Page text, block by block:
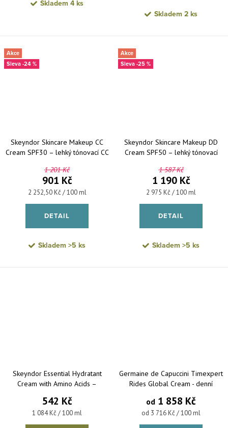
Skladem 4 ks
Skladem 2 ks
Akce
-24 %
Skeyndor Skincare Makeup CC
Cream SPF30 – lehký tónovací CC
1 201 Kč
901 Kč
Měrná cena:
2 252,50 Kč / 100 ml
DETAIL
Skladem >5 ks
Akce
-25 %
Skeyndor Skincare Makeup DD
Cream SPF50 – lehký tónovací
1 587 Kč
1 190 Kč
Měrná cena:
2 975 Kč / 100 ml
DETAIL
Skladem >5 ks
Skeyndor Essential Hydratant
Cream with Amino Acids –
pro normální až suchou pleť 50 ml
542 Kč
Měrná cena:
1 084 Kč / 100 ml
Germaine de Capuccini Timexpert
Rides Global Cream - denní
od 1 858 Kč
Měrná cena:
od 3 716 Kč / 100 ml